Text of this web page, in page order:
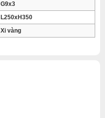
G9x3
L250xH350
Xi vàng